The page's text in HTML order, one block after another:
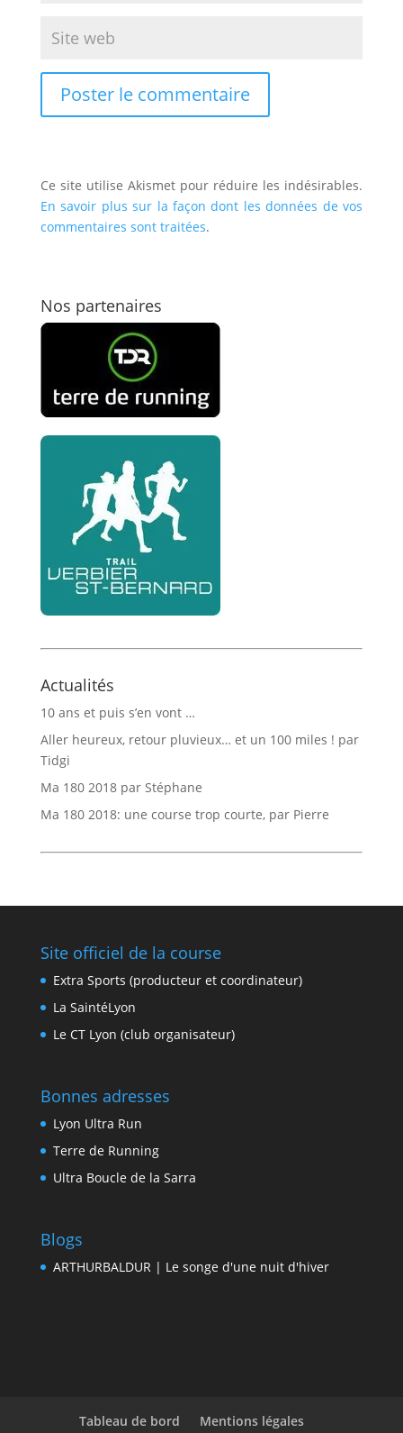
Ce site utilise Akismet pour réduire les indésirables.
En savoir plus sur la façon dont les données de vos
commentaires sont traitées.
Nos partenaires
Actualités
10 ans et puis s’en vont …
Aller heureux, retour pluvieux… et un 100 miles ! par
Tidgi
Ma 180 2018 par Stéphane
Ma 180 2018: une course trop courte, par Pierre
Site officiel de la course
Extra Sports (producteur et coordinateur)
La SaintéLyon
Le CT Lyon (club organisateur)
Bonnes adresses
Lyon Ultra Run
Terre de Running
Ultra Boucle de la Sarra
Blogs
ARTHURBALDUR | Le songe d'une nuit d'hiver
Tableau de bord
Mentions légales